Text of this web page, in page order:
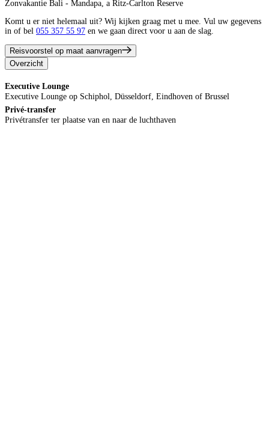
Zonvakantie Bali - Mandapa, a Ritz-Carlton Reserve
Komt u er niet helemaal uit? Wij kijken graag met u mee. Vul uw gegevens
in of bel 055 357 55 97 en we gaan direct voor u aan de slag.
Reisvoorstel op maat aanvragen
Overzicht
Executive Lounge
Executive Lounge op Schiphol, Düsseldorf, Eindhoven of Brussel
Privé-transfer
Privétransfer ter plaatse van en naar de luchthaven